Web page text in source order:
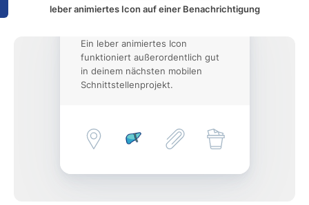
leber animiertes Icon auf einer Benachrichtigung
Ein leber animiertes Icon
funktioniert außerordentlich gut
in deinem nächsten mobilen
Schnittstellenprojekt.